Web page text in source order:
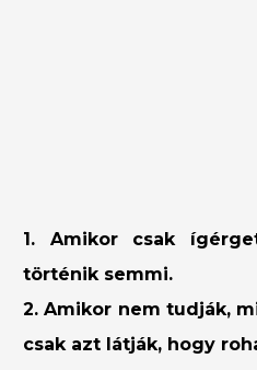
1. Amikor csak
történik semmi.
2. Amikor nem tudják,
csak azt látják, hogy